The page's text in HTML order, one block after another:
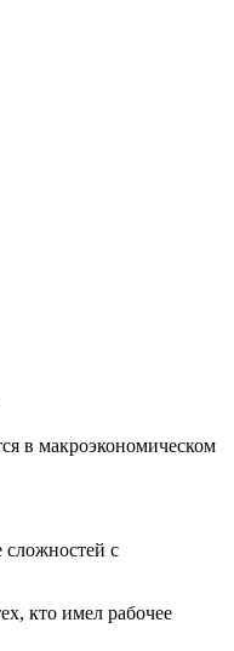
в макроэкономическом
сложностей с
кто имел рабочее